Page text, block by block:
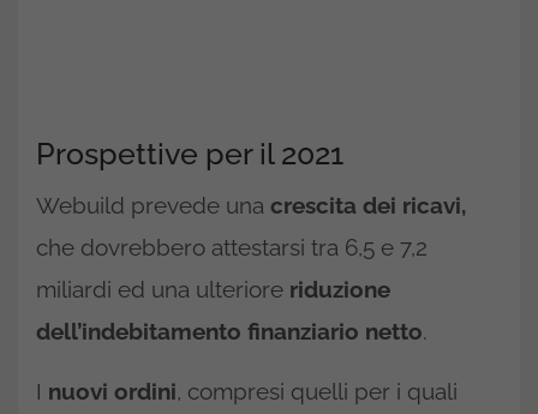
Prospettive per il 2021
Webuild prevede una crescita dei ricavi,
che dovrebbero attestarsi tra 6,5 e 7,2
miliardi ed una ulteriore riduzione
dell’indebitamento finanziario netto.
I nuovi ordini, compresi quelli per i quali